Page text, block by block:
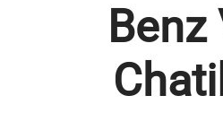
Benz